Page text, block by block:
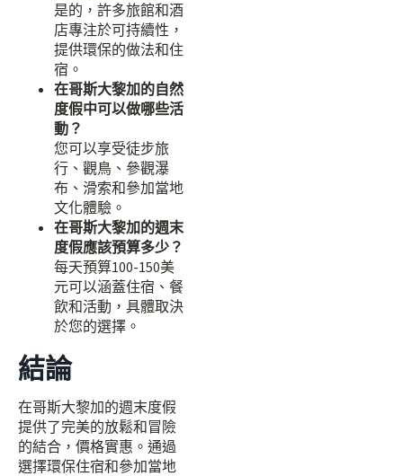
是的，許多旅館和酒
店專注於可持續性，
提供環保的做法和住
宿。
在哥斯大黎加的自然
度假中可以做哪些活
動？
您可以享受徒步旅
行、觀鳥、參觀瀑
布、滑索和參加當地
文化體驗。
在哥斯大黎加的週末
度假應該預算多少？
每天預算100-150美
元可以涵蓋住宿、餐
飲和活動，具體取決
於您的選擇。
結論
在哥斯大黎加的週末度假
提供了完美的放鬆和冒險
的結合，價格實惠。通過
選擇環保住宿和參加當地